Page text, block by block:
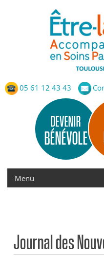
05 61 12 43 43
Etre-Là –
Accompagnement en Soins
DEVENIR
BÉNÉVOLE
Journal des